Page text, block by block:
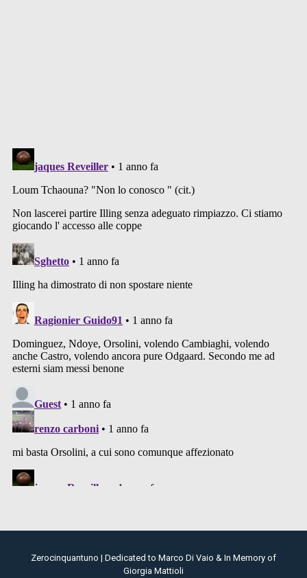
Zerocinquantuno | Dedicated to Marco Di Vaio & In Memory of
Giorgia Mattioli